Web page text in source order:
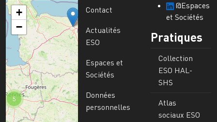
5
+
−
Contact
Actualités
ESO
Espaces et
Sociétés
Données
personnelles
@Espaces
et Sociétés
Pratiques
Collection
ESO HAL-
SHS
Atlas
sociaux ESO